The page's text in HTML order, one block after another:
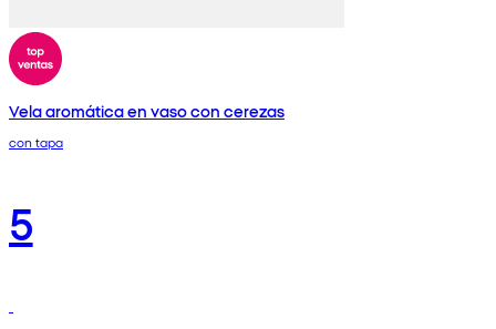
Vela aromática en vaso con cerezas
con tapa
5